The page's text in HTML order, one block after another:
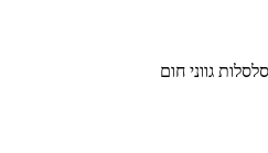
גווני חום